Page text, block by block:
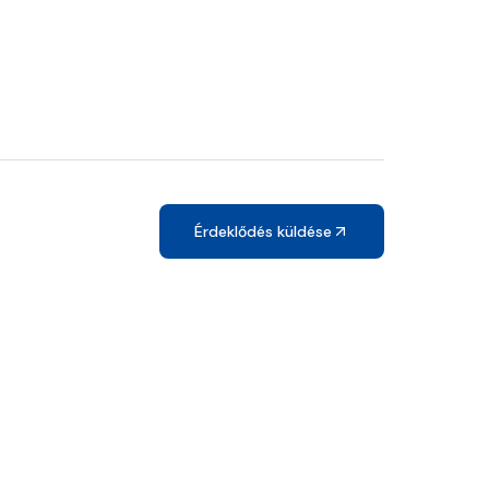
Érdeklődés küldése